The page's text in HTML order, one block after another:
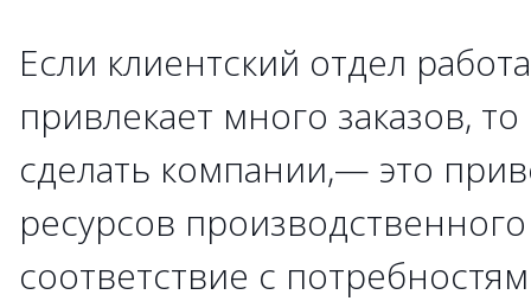
Если клиентский отдел
привлекает много заказов,
сделать компании,— это
ресурсов
соответствие с